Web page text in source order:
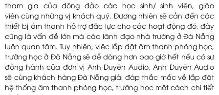
tham gia của đông đảo các học sinh/ sinh viên, giáo
viên cùng những vị khách quý. Đương nhiên sẽ cần đến các
thiết bị âm thanh hỗ trợ đắc lực cho các hoạt động đó, đây
cũng là vấn đề lớn mà các lãnh đạo nhà trường ở Đà Nẵng
luôn quan tâm. Tuy nhiên, việc lắp đặt âm thanh phòng học,
trường học ở Đà Nẵng sẽ dễ dàng hơn bao giờ hết nếu có sự
đồng hành của đơn vị Anh Duyên Audio. Anh Duyên Audio
sẽ cùng khách hàng Đà Nẵng giải đáp thắc mắc về lắp đặt
hệ thống âm thanh phòng học, trường học một cách chi tiết